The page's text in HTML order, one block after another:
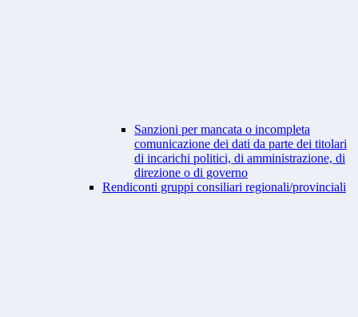
Sanzioni per mancata o incompleta
comunicazione dei dati da parte dei titolari
di incarichi politici, di amministrazione, di
direzione o di governo
Rendiconti gruppi consiliari regionali/provinciali